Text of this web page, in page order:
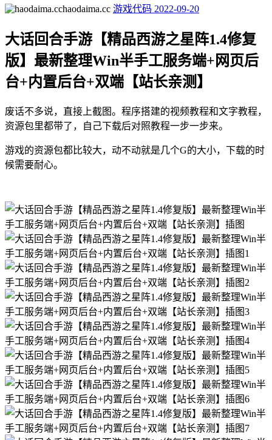
haodaima.cc 游戏代码 2022-09-20
大话回合手游【精品西游之星阵1.4修复
版】最新整理Win半手工服务端+网页后
台+内置后台+双端【站长亲测】
废话不多说，直接上截图。程序搭建的视频教程和文字教程，
资源包里都带了，自己下载后对照教程一步一步来。
游戏的资源包都比较大，动不动就是几个G的大小，下载的时
候需要耐心。